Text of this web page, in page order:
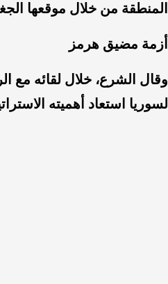
المنطقة من خلال موقعها
أزمة مضيق هرمز
وقال الشرع، خلال لقائه مع
لسوريا استعاد أهميته